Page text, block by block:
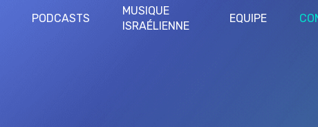
PODCASTS
MUSIQUE
ISRAÉLIENNE
EQUIPE